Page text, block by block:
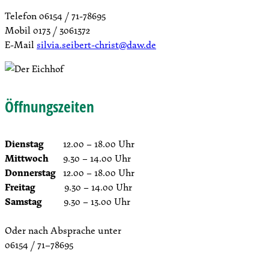
Telefon 06154 / 71-78695
Mobil 0173 / 3061372
E-Mailsilvia.seibert-christ@daw.de
Öffnungszeiten
Dienstag 12.00 – 18.00 Uhr
Mittwoch 9.30 – 14.00 Uhr
Donnerstag 12.00 – 18.00 Uhr
Freitag 9.30 – 14.00 Uhr
Samstag 9.30 – 13.00 Uhr
Oder nach Absprache unter
06154 / 71–78695